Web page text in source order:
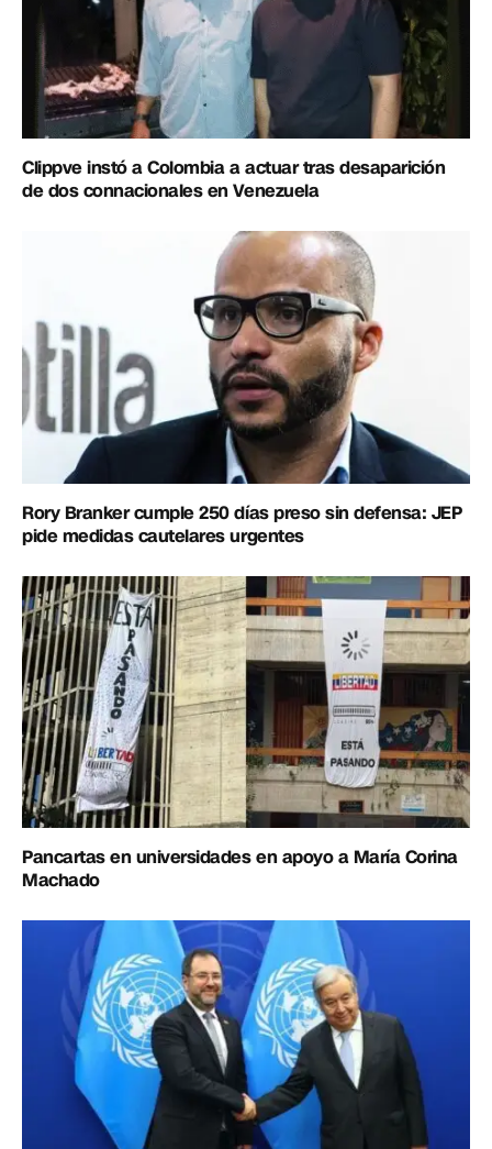
Clippve instó a Colombia a actuar tras desaparición
de dos connacionales en Venezuela
Rory Branker cumple 250 días preso sin defensa: JEP
pide medidas cautelares urgentes
Pancartas en universidades en apoyo a María Corina
Machado